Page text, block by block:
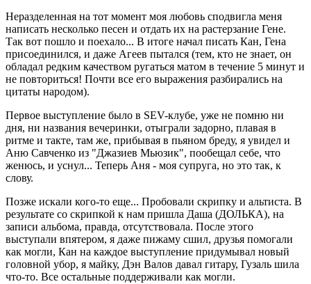
Неразделенная на тот момент моя любовь сподвигла меня
написать несколько песен и отдать их на растерзание Гене.
Так вот пошло и поехало... В итоге начал писать Кан, Гена
присоединился, и даже Агеев пытался (тем, кто не знает, он
обладал редким качеством ругаться матом в течение 5 минут и
не повториться! Почти все его выражения разбирались на
цитаты народом).
Первое выступление было в SEV-клубе, уже не помню ни
дня, ни названия вечеринки, отыграли задорно, плавая в
ритме и такте, там же, прибывая в пьяном бреду, я увидел и
Аню Савченко из "Джазиев Мьюзик", пообещал себе, что
женюсь, и уснул... Теперь Аня - моя супруга, но это так, к
слову.
Позже искали кого-то еще... Пробовали скрипку и альтиста. В
результате со скрипкой к нам пришла Даша (ДОЛЬКА), на
записи альбома, правда, отсутствовала. После этого
выступали впятером, я даже пижаму сшил, друзья помогали
как могли, Кан на каждое выступление придумывал новый
головной убор, я майку, Дэн Валов давал гитару, Гузаль шила
что-то. Все остальные поддерживали как могли.